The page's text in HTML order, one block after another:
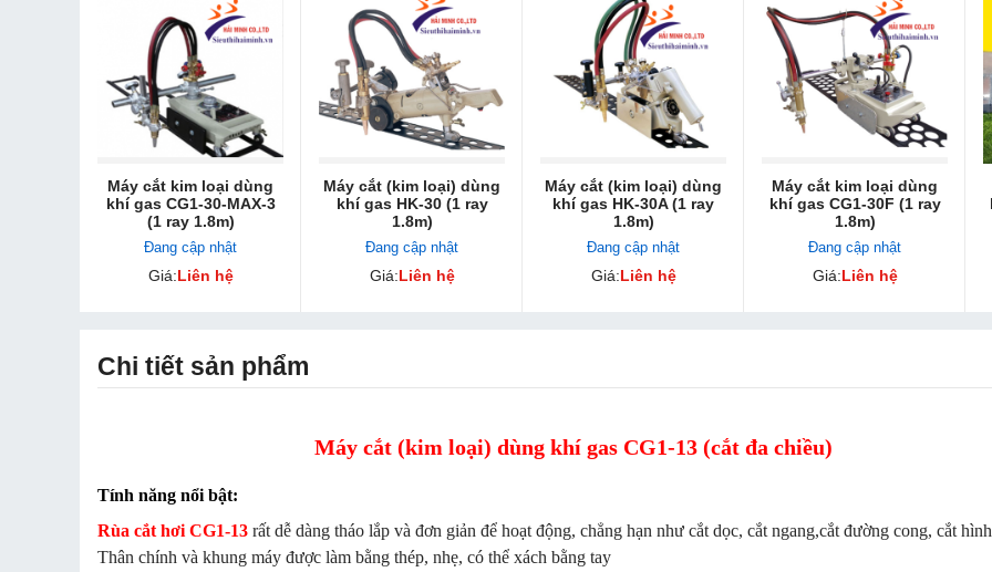
Máy cắt kim loại dùng
khí gas CG1-30-MAX-3
(1 ray 1.8m)
Đang cập nhật
Giá:Liên hệ
Máy cắt (kim loại) dùng
khí gas HK-30 (1 ray
1.8m)
Đang cập nhật
Giá:Liên hệ
Máy cắt (kim loại) dùng
khí gas HK-30A (1 ray
1.8m)
Đang cập nhật
Giá:Liên hệ
Máy cắt kim loại dùng
khí gas CG1-30F (1 ray
1.8m)
Đang cập nhật
Giá:Liên hệ
Chi tiết sản phẩm
Máy cắt (kim loại) dùng khí gas CG1-13 (cắt đa chiều)
Tính năng nổi bật:
Rùa cắt hơi CG1-13 rất dễ dàng tháo lắp và đơn giản để hoạt động, chẳng hạn như cắt dọc, cắt ngang,cắt đường cong, cắt
Thân chính và khung máy được làm bằng thép, nhẹ, có thể xách bằng tay